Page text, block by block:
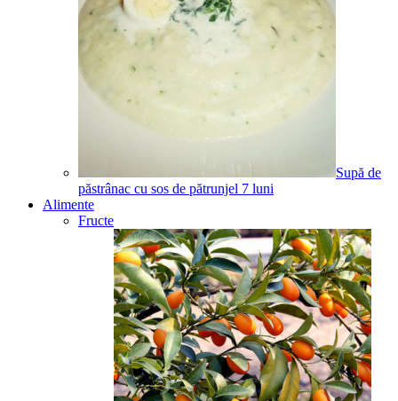
Supă de
păstrânac cu sos de pătrunjel 7 luni
Alimente
Fructe